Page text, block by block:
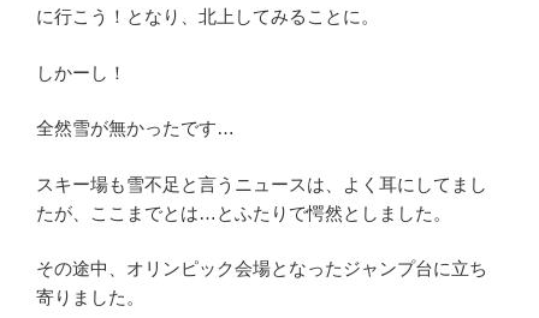
に行こう！となり、北上してみることに。
しかーし！
全然雪が無かったです…
スキー場も雪不足と言うニュースは、よく耳にしてまし
たが、ここまでとは…とふたりで愕然としました。
その途中、オリンピック会場となったジャンプ台に立ち
寄りました。